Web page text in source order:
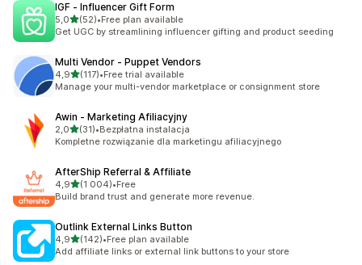
IGF ‑ Influencer Gift Form
5,0na 5 gwiazdek
(52)
Łączna liczba recenzji: 52
•Free plan available
Get UGC by streamlining influencer gifting and product seeding
Multi Vendor ‑ Puppet Vendors
4,9na 5 gwiazdek
(117)
Łączna liczba recenzji: 117
•Free trial available
Manage your multi-vendor marketplace or consignment store
Awin ‑ Marketing Afiliacyjny
2,0na 5 gwiazdek
(31)
Łączna liczba recenzji: 31
•Bezpłatna instalacja
Kompletne rozwiązanie dla marketingu afiliacyjnego
AfterShip Referral & Affiliate
4,9na 5 gwiazdek
(1 004)
Łączna liczba recenzji: 1004
•Free
Build brand trust and generate more revenue.
Outlink External Links Button
4,9na 5 gwiazdek
(142)
Łączna liczba recenzji: 142
•Free plan available
Add affiliate links or external link buttons to your store